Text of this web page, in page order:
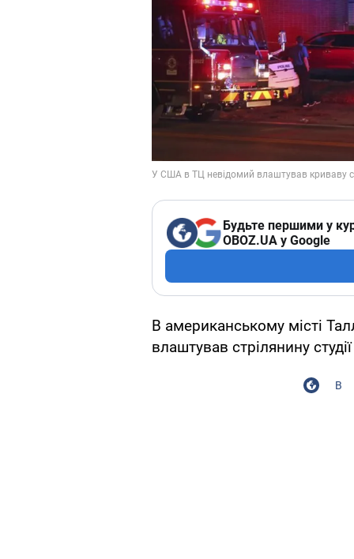
Будьте першими у
OBOZ.UA у Google
В американському місті
влаштував стрілянину